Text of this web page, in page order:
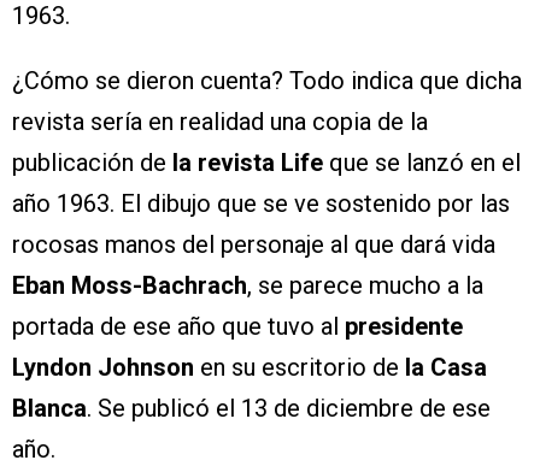
1963.
¿Cómo se dieron cuenta? Todo indica que dicha
revista sería en realidad una copia de la
publicación de la revista Life que se lanzó en el
año 1963. El dibujo que se ve sostenido por las
rocosas manos del personaje al que dará vida
Eban Moss-Bachrach, se parece mucho a la
portada de ese año que tuvo al presidente
Lyndon Johnson en su escritorio de la Casa
Blanca. Se publicó el 13 de diciembre de ese
año.